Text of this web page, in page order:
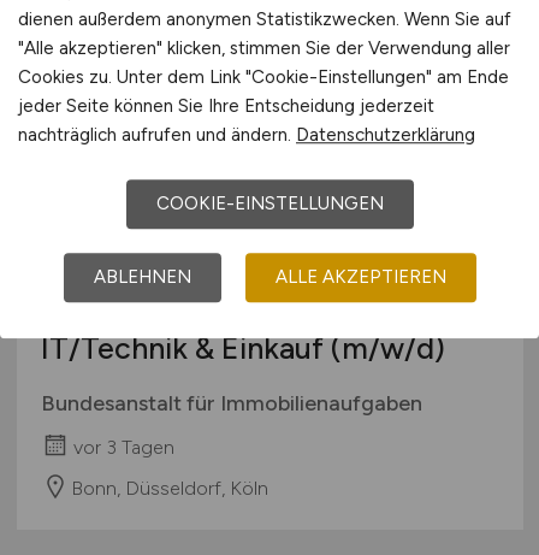
Spezialistin / Spezialisten
Schwerpunkt Bau/Immobilien
Wissen mit der Schnittstelle zu
IT/Technik & Einkauf(m/w/d)
Bundesanstalt für Immobilienaufgaben
vor 3 Tagen
Bonn, Düsseldorf, Köln
dienen außerdem anonymen Statistikzwecken. Wenn Sie auf
"Alle akzeptieren" klicken, stimmen Sie der Verwendung aller
Cookies zu. Unter dem Link "Cookie-Einstellungen" am Ende
jeder Seite können Sie Ihre Entscheidung jederzeit
nachträglich aufrufen und ändern. Datenschutzerklärung
COOKIE-EINSTELLUNGEN
ABLEHNEN ALLE AKZEPTIEREN